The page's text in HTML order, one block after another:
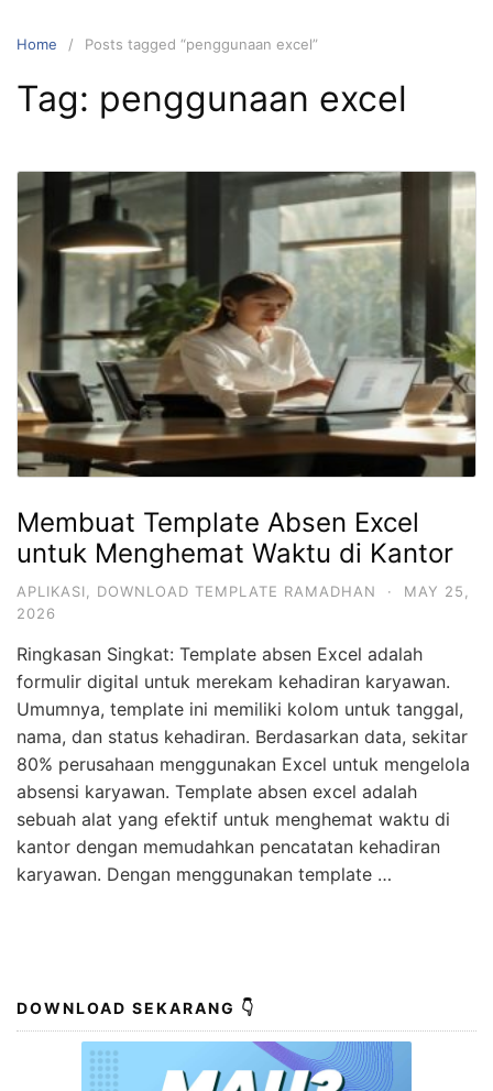
Home Posts tagged “penggunaan excel”
Tag: penggunaan excel
Membuat Template Absen Excel
untuk Menghemat Waktu di Kantor
APLIKASI, DOWNLOAD TEMPLATE RAMADHAN ·
MAY 25,
2026
Ringkasan Singkat: Template absen Excel adalah
formulir digital untuk merekam kehadiran karyawan.
Umumnya, template ini memiliki kolom untuk tanggal,
nama, dan status kehadiran. Berdasarkan data, sekitar
80% perusahaan menggunakan Excel untuk mengelola
absensi karyawan. Template absen excel adalah
sebuah alat yang efektif untuk menghemat waktu di
kantor dengan memudahkan pencatatan kehadiran
karyawan. Dengan menggunakan template …
DOWNLOAD SEKARANG 👇